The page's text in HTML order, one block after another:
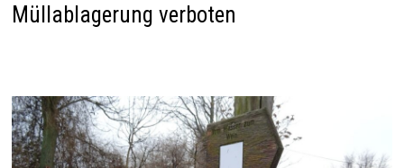
Müllablagerung verboten